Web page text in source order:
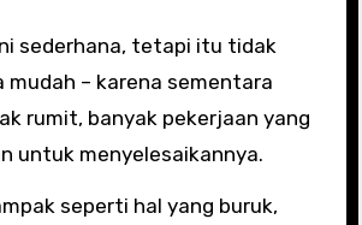
sederhana, tetapi itu tidak
mudah – karena sementara
rumit, banyak pekerjaan yang
untuk menyelesaikannya.
seperti hal yang buruk,